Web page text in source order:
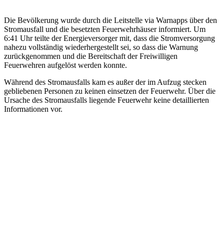
Die Bevölkerung wurde durch die Leitstelle via Warnapps über den
Stromausfall und die besetzten Feuerwehrhäuser informiert. Um
6:41 Uhr teilte der Energieversorger mit, dass die Stromversorgung
nahezu vollständig wiederhergestellt sei, so dass die Warnung
zurückgenommen und die Bereitschaft der Freiwilligen
Feuerwehren aufgelöst werden konnte.
Während des Stromausfalls kam es außer der im Aufzug stecken
gebliebenen Personen zu keinen einsetzen der Feuerwehr. Über die
Ursache des Stromausfalls liegende Feuerwehr keine detaillierten
Informationen vor.